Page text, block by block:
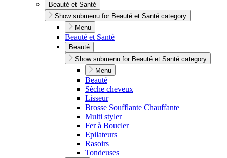
Beauté et Santé
Show submenu for Beauté et Santé category
Menu
Beauté et Santé
Beauté
Show submenu for Beauté et Santé category
Menu
Beauté
Sèche cheveux
Lisseur
Brosse Soufflante Chauffante
Multi styler
Fer à Boucler
Epilateurs
Rasoirs
Tondeuses